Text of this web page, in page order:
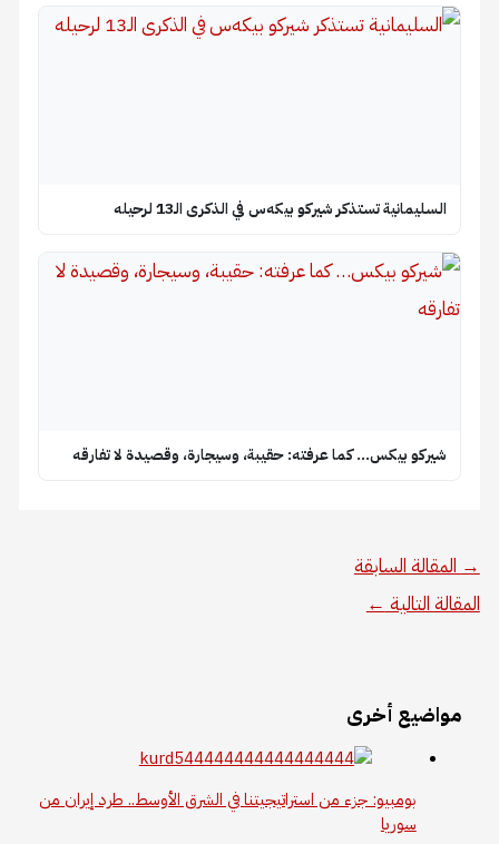
السليمانية تستذكر شيركو بيكه‌س في الذكرى الـ13 لرحيله
شيركو بيكس… كما عرفته: حقيبة، وسيجارة، وقصيدة لا تفارقه
→ المقالة السابقة
المقالة التالية ←
مواضيع أخرى
بومبيو: جزء من استراتيجيتنا في الشرق الأوسط.. طرد إيران من
سوريا